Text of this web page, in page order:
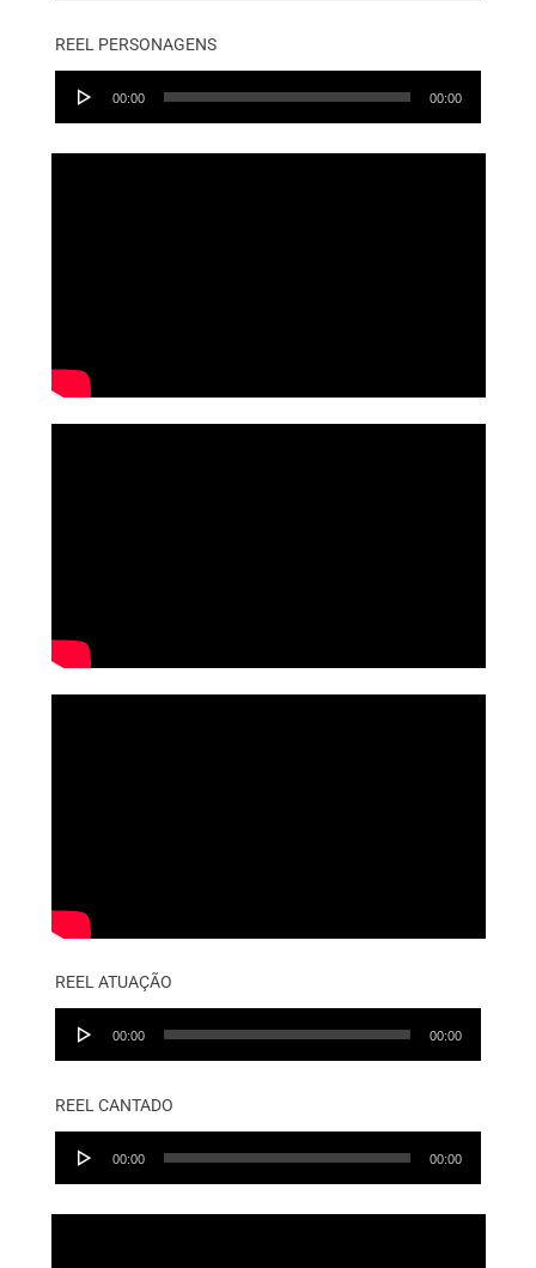
REEL PERSONAGENS
Audio
00:00 00:00
REEL ATUAÇÃO
Audio
00:00 00:00
REEL CANTADO
Audio
00:00 00:00